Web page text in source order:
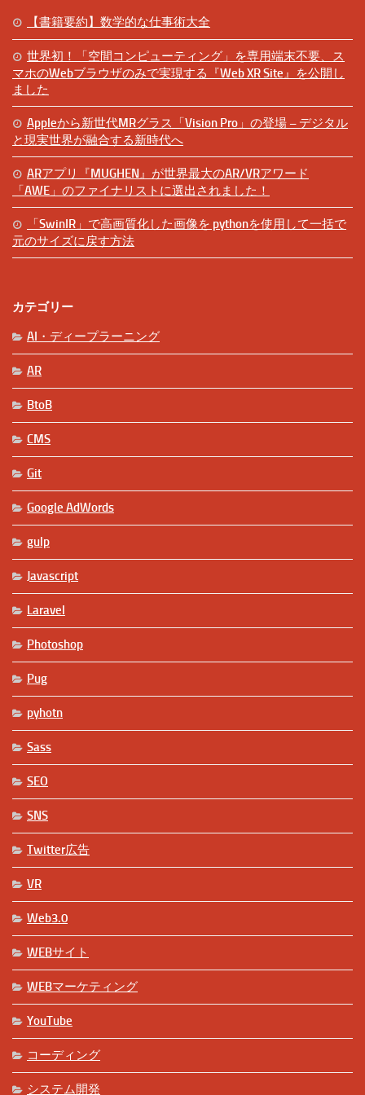
【書籍要約】数学的な仕事術大全
世界初！「空間コンピューティング」を専用端末不要、ス
マホのWebブラウザのみで実現する『Web XR Site』を公開し
ました
Appleから新世代MRグラス「Vision Pro」の登場 – デジタル
と現実世界が融合する新時代へ
ARアプリ『MUGHEN』が世界最大のAR/VRアワード
「AWE」のファイナリストに選出されました！
「SwinIR」で高画質化した画像を pythonを使用して一括で
元のサイズに戻す方法
カテゴリー
AI・ディープラーニング
AR
BtoB
CMS
Git
Google AdWords
gulp
Javascript
Laravel
Photoshop
Pug
pyhotn
Sass
SEO
SNS
Twitter広告
VR
Web3.0
WEBサイト
WEBマーケティング
YouTube
コーディング
システム開発